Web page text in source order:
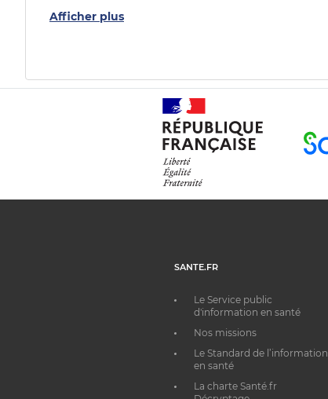
Afficher plus
SANTE.FR
Le Service public
d'information en santé
Nos missions
Le Standard de l’information
en santé
La charte Santé.fr